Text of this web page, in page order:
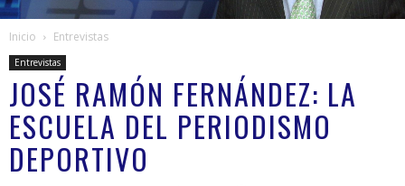
Inicio Entrevistas
Entrevistas
JOSÉ RAMÓN FERNÁNDEZ: LA
ESCUELA DEL PERIODISMO
DEPORTIVO